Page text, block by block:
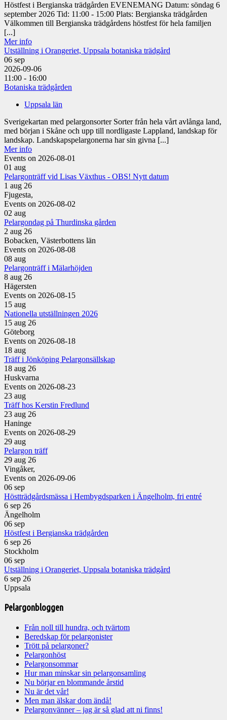
Höstfest i Bergianska trädgården EVENEMANG Datum: söndag 6
september 2026 Tid: 11:00 - 15:00 Plats: Bergianska trädgården
Välkommen till Bergianska trädgårdens höstfest för hela familjen
[...]
Mer info
Utställning i Orangeriet, Uppsala botaniska trädgård
06 sep
2026-09-06
11:00 - 16:00
Botaniska trädgården
Uppsala län
Sverigekartan med pelargonsorter Sorter från hela vårt avlånga land,
med början i Skåne och upp till nordligaste Lappland, landskap för
landskap. Landskapspelargonerna har sin givna [...]
Mer info
Events on 2026-08-01
01 aug
Pelargonträff vid Lisas Växthus - OBS! Nytt datum
1 aug 26
Fjugesta,
Events on 2026-08-02
02 aug
Pelargondag på Thurdinska gården
2 aug 26
Bobacken, Västerbottens län
Events on 2026-08-08
08 aug
Pelargonträff i Mälarhöjden
8 aug 26
Hägersten
Events on 2026-08-15
15 aug
Nationella utställningen 2026
15 aug 26
Göteborg
Events on 2026-08-18
18 aug
Träff i Jönköping Pelargonsällskap
18 aug 26
Huskvarna
Events on 2026-08-23
23 aug
Träff hos Kerstin Fredlund
23 aug 26
Haninge
Events on 2026-08-29
29 aug
Pelargon träff
29 aug 26
Vingåker,
Events on 2026-09-06
06 sep
Höstträdgårdsmässa i Hembygdsparken i Ängelholm, fri entré
6 sep 26
Ängelholm
06 sep
Höstfest i Bergianska trädgården
6 sep 26
Stockholm
06 sep
Utställning i Orangeriet, Uppsala botaniska trädgård
6 sep 26
Uppsala
Pelargonbloggen
Från noll till hundra, och tvärtom
Beredskap för pelargonister
Trött på pelargoner?
Pelargonhöst
Pelargonsommar
Hur man minskar sin pelargonsamling
Nu börjar en blommande årstid
Nu är det vår!
Men man älskar dom ändå!
Pelargonvänner – jag är så glad att ni finns!